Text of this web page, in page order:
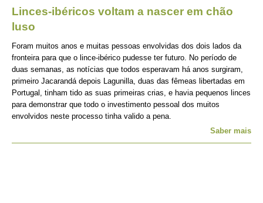
Linces-ibéricos voltam a nascer em chão
luso
Foram muitos anos e muitas pessoas envolvidas dos dois lados da
fronteira para que o lince-ibérico pudesse ter futuro. No período de
duas semanas, as notícias que todos esperavam há anos surgiram,
primeiro Jacarandá depois Lagunilla, duas das fêmeas libertadas em
Portugal, tinham tido as suas primeiras crias, e havia pequenos linces
para demonstrar que todo o investimento pessoal dos muitos
envolvidos neste processo tinha valido a pena.
Saber mais